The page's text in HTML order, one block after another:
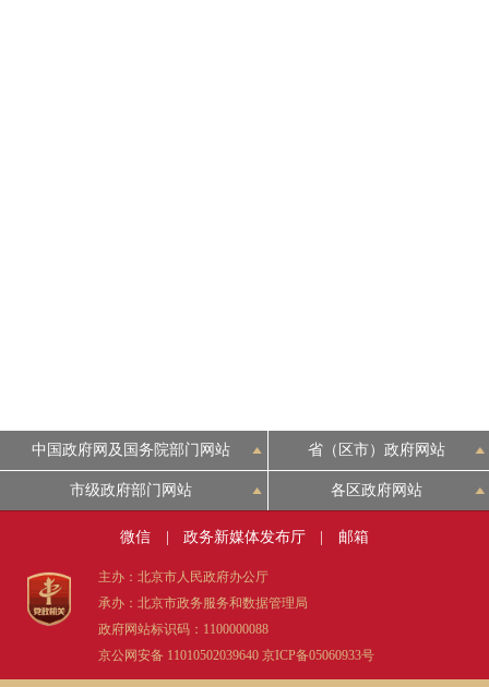
中国政府网及国务院部门网站 省（区市）政府网站
市级政府部门网站 各区政府网站
微信 政务新媒体发布厅 邮箱
主办：北京市人民政府办公厅
承办：北京市政务服务和数据管理局
政府网站标识码：1100000088
京公网安备 11010502039640 京ICP备05060933号